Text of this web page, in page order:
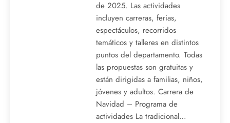
de 2025. Las actividades
incluyen carreras, ferias,
espectáculos, recorridos
temáticos y talleres en distintos
puntos del departamento. Todas
las propuestas son gratuitas y
están dirigidas a familias, niños,
jóvenes y adultos. Carrera de
Navidad – Programa de
actividades La tradicional…